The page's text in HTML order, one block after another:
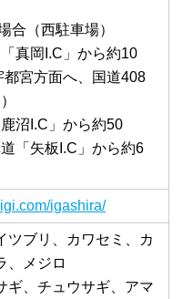
合（西駐車場）
真岡I.C」から約10
都宮方面へ、国道408
沼I.C」から約50
「矢板I.C」から約6
igashira/
ツブリ、カワセミ、カ
、メジロ
ギ、チュウサギ、アマ